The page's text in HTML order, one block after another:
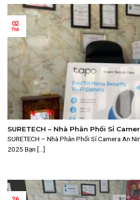
SURETECH – Nhà Phân Phối Sỉ
Ezviz Giá Tốt 2025
SURETECH – Nhà Phân Phối Sỉ Camera An
2025 Bạn [...]
02
Th6